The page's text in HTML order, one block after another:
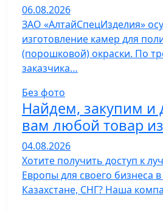
06.08.2026
ЗАО «АлтайСпецИзделия»
изготовление камер для
(порошковой) окраски. По
заказчика…
Без фото
Найдем, закупим и
вам любой товар
04.08.2026
Хотите получить доступ к
Европы для своего бизнеса
Казахстане, СНГ? Наша